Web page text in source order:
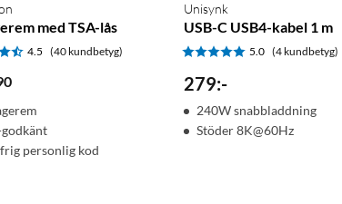
med TSA-lås
4.5 (40 kundbetyg)
personlig kod
Unisynk
USB-C USB4-kabel 1 m
5.0 (4 kundbetyg)
279:-
240W snabbladdning
Stöder 8K@60Hz